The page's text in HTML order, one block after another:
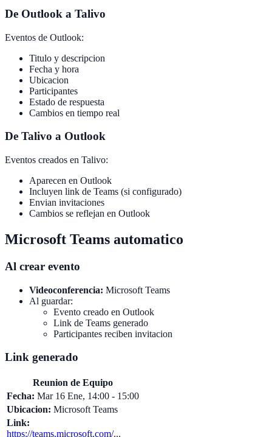
De Outlook a Talivo
Eventos de Outlook:
Titulo y descripcion
Fecha y hora
Ubicacion
Participantes
Estado de respuesta
Cambios en tiempo real
De Talivo a Outlook
Eventos creados en Talivo:
Aparecen en Outlook
Incluyen link de Teams (si configurado)
Envian invitaciones
Cambios se reflejan en Outlook
Microsoft Teams automatico
Al crear evento
Videoconferencia: Microsoft Teams
Al guardar:
Evento creado en Outlook
Link de Teams generado
Participantes reciben invitacion
Link generado
Reunion de Equipo
Fecha: Mar 16 Ene, 14:00 - 15:00
Ubicacion: Microsoft Teams
Link:
https://teams.microsoft.com/...